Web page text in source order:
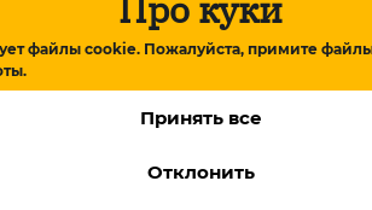
файлы cookie. Пожалуйста, примите
Принять все
Отклонить